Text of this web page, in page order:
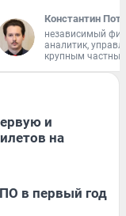
Константин
независимый
аналитик,
крупным
и
на
в первый год